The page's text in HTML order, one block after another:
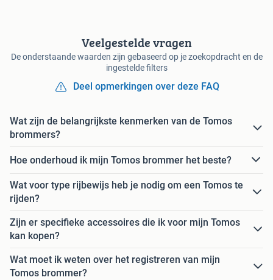
Veelgestelde vragen
De onderstaande waarden zijn gebaseerd op je zoekopdracht en de
ingestelde filters
Deel opmerkingen over deze FAQ
Wat zijn de belangrijkste kenmerken van de Tomos
brommers?
Hoe onderhoud ik mijn Tomos brommer het beste?
Wat voor type rijbewijs heb je nodig om een Tomos te
rijden?
Zijn er specifieke accessoires die ik voor mijn Tomos
kan kopen?
Wat moet ik weten over het registreren van mijn
Tomos brommer?